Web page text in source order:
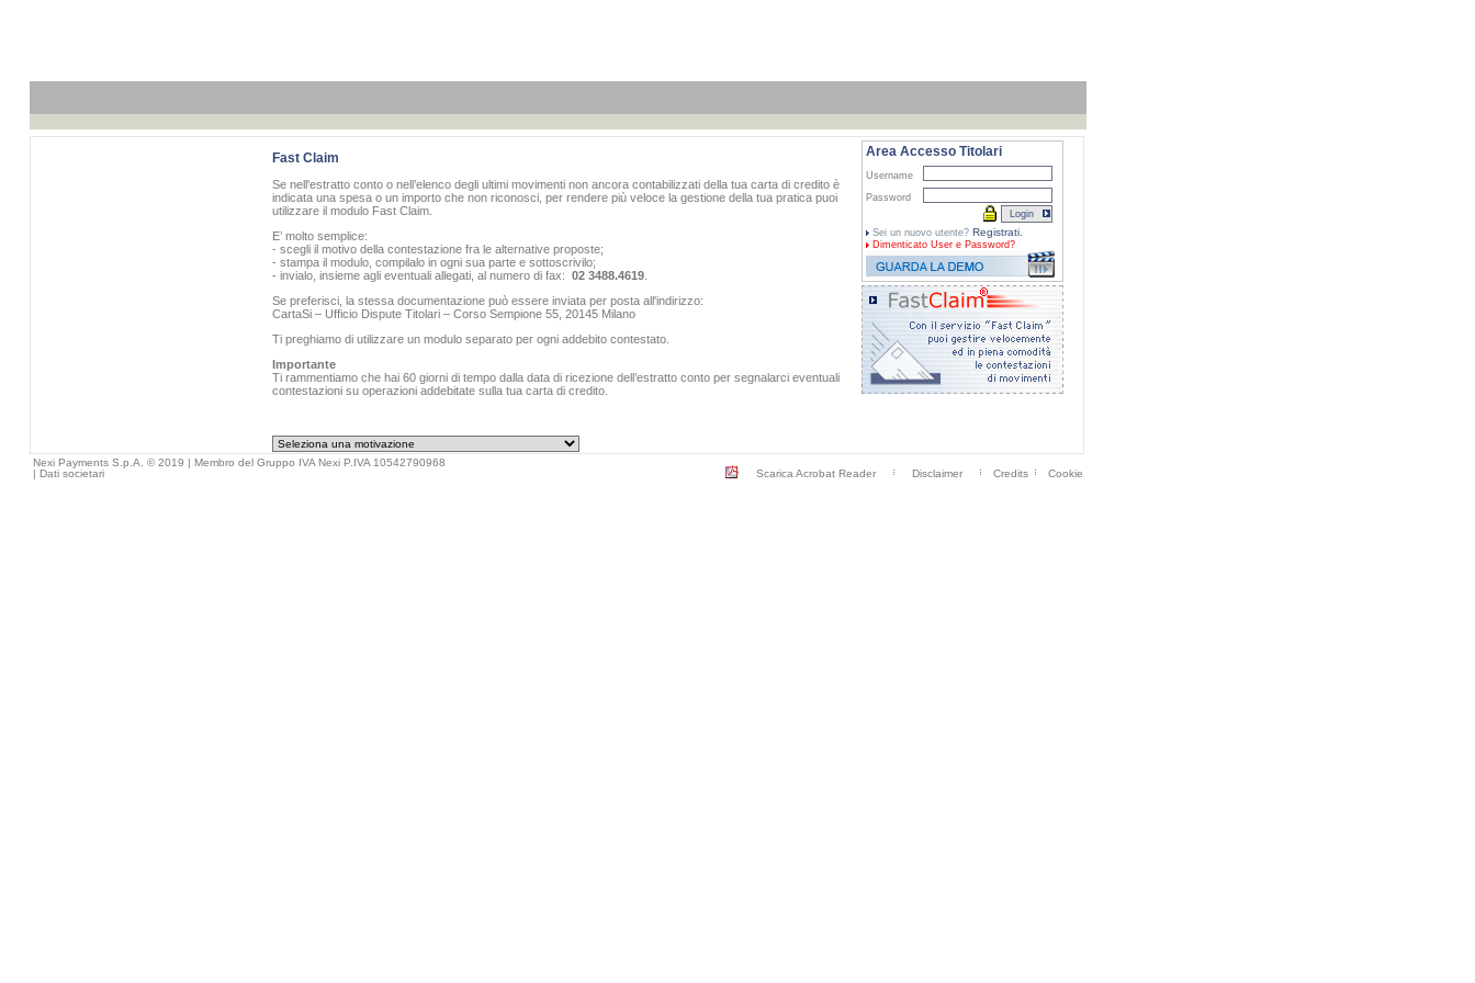
Fast Claim
Se nell'estratto conto o nell’elenco degli ultimi movimenti non ancora contabilizzati della tua carta di credito è
indicata una spesa o un importo che non riconosci, per rendere più veloce la gestione della tua pratica puoi
utilizzare il modulo Fast Claim.
E’ molto semplice:
- scegli il motivo della contestazione fra le alternative proposte;
- stampa il modulo, compilalo in ogni sua parte e sottoscrivilo;
- invialo, insieme agli eventuali allegati, al numero di fax: 02 3488.4619.
Se preferisci, la stessa documentazione può essere inviata per posta all'indirizzo:
CartaSi – Ufficio Dispute Titolari – Corso Sempione 55, 20145 Milano
Ti preghiamo di utilizzare un modulo separato per ogni addebito contestato.
Importante
Ti rammentiamo che hai 60 giorni di tempo dalla data di ricezione dell’estratto conto per segnalarci eventuali
contestazioni su operazioni addebitate sulla tua carta di credito.
Area Accesso Titolari
Username
Password
Sei un nuovo utente? Registrati.
Dimenticato User e Password?
Nexi Payments S.p.A. © 2019 | Membro del Gruppo IVA Nexi P.IVA 10542790968
| Dati societari Scarica Acrobat Reader Disclaimer Credits Cookie